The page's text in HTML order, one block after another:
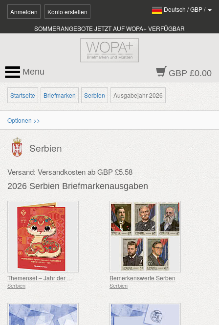
Anmelden Konto erstellen Deutsch /GBP/
SOMMERANGEBOTE JETZT AUF WOPA+ VERFÜGBAR
GBP £0.00
Menu
Startseite Briefmarken Serbien Ausgabejahr 2026
Optionen >>
Serbien
Versand: Versandkosten ab GBP £5.58
2026 Serbien Briefmarkenausgaben
Themenset – Jahr der Schlange
Serbien
Bemerkenswerte Serben
Serbien